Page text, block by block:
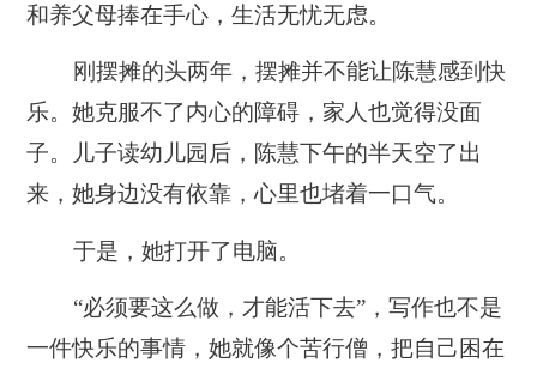
和养父母捧在手心，生活无忧无虑。
刚摆摊的头两年，摆摊并不能让陈慧感到快
乐。她克服不了内心的障碍，家人也觉得没面
子。儿子读幼儿园后，陈慧下午的半天空了出
来，她身边没有依靠，心里也堵着一口气。
于是，她打开了电脑。
“必须要这么做，才能活下去”，写作也不是
一件快乐的事情，她就像个苦行僧，把自己困在